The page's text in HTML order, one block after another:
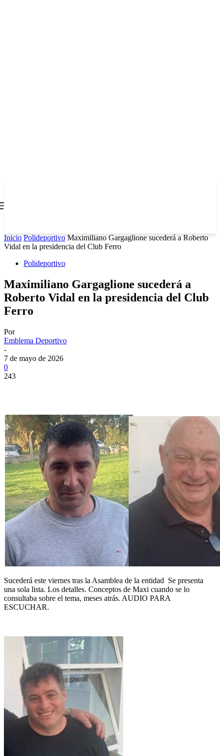
Inicio Polideportivo Maximiliano Gargaglione sucederá a Roberto
Vidal en la presidencia del Club Ferro
Polideportivo
Maximiliano Gargaglione sucederá a
Roberto Vidal en la presidencia del Club
Ferro
Por
Emblema Deportivo
-
7 de mayo de 2026
0
243
Sucederá este viernes tras la Asamblea de la entidad Se presenta
una sola lista. Los detalles. Conceptos de Maxi cuando se lo
consultaba sobre el tema, meses atrás. AUDIO PARA
ESCUCHAR.